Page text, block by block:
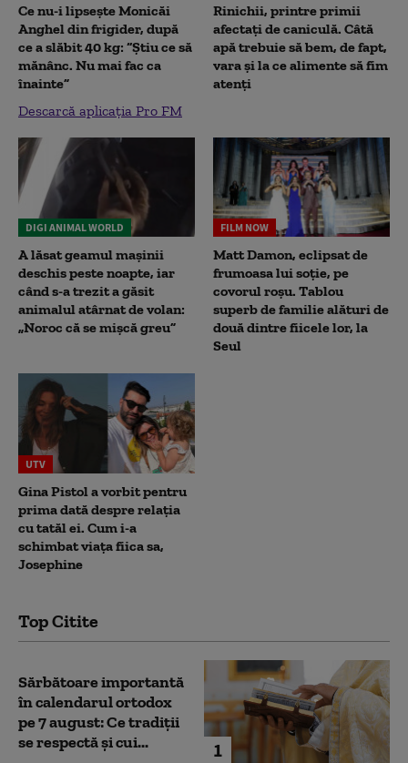
Ce nu-i lipsește Monicăi
Anghel din frigider, după
ce a slăbit 40 kg: “Știu ce să
mănânc. Nu mai fac ca
înainte”
Descarcă aplicația Pro FM
Rinichii, printre primii
afectați de caniculă. Câtă
apă trebuie să bem, de fapt,
vara și la ce alimente să fim
atenți
DIGI ANIMAL WORLD
A lăsat geamul mașinii
deschis peste noapte, iar
când s-a trezit a găsit
animalul atârnat de volan:
„Noroc că se mișcă greu”
FILM NOW
Matt Damon, eclipsat de
frumoasa lui soție, pe
covorul roșu. Tablou
superb de familie alături de
două dintre fiicele lor, la
Seul
UTV
Gina Pistol a vorbit pentru
prima dată despre relația
cu tatăl ei. Cum i-a
schimbat viața fiica sa,
Josephine
Top Citite
1
Sărbătoare importantă
în calendarul ortodox
pe 7 august: Ce tradiții
se respectă și cui...